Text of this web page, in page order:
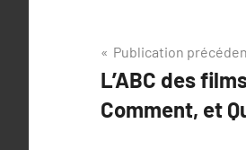
Navigation
de
l’article
Publication
L’ABC des
Comment, et